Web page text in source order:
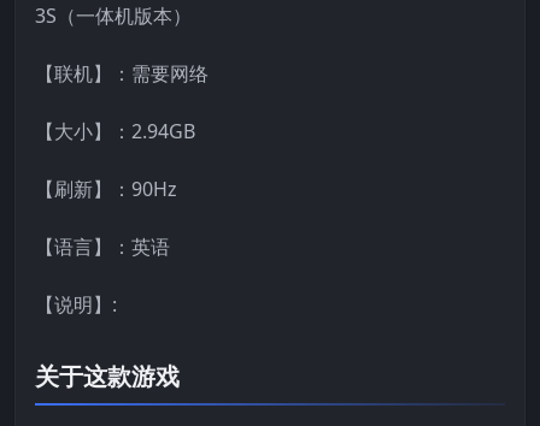
3S（一体机版本）
【联机】：需要网络
【大小】：2.94GB
【刷新】：90Hz
【语言】：英语
【说明】:
关于这款游戏